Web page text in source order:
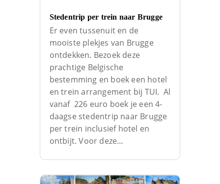
Stedentrip per trein naar Brugge
Er even tussenuit en de
mooiste plekjes van Brugge
ontdekken. Bezoek deze
prachtige Belgische
bestemming en boek een hotel
en trein arrangement bij TUI. Al
vanaf 226 euro boek je een 4-
daagse stedentrip naar Brugge
per trein inclusief hotel en
ontbijt. Voor deze…